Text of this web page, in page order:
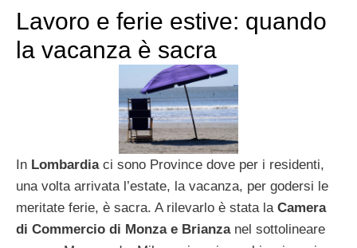
Lavoro e ferie estive: quando
la vacanza è sacra
In Lombardiaci sono Province dove per i residenti,
una volta arrivata l’estate, la vacanza, per godersi le
meritate ferie, è sacra. A rilevarlo è stata la Camera
di Commercio di Monza e Brianzanel sottolineare